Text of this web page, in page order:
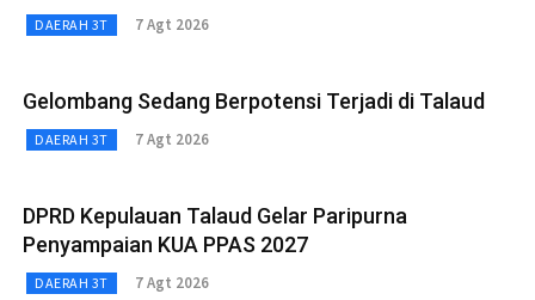
DAERAH 3T 7 Agt 2026
Gelombang Sedang Berpotensi Terjadi di Talaud
DAERAH 3T 7 Agt 2026
DPRD Kepulauan Talaud Gelar Paripurna
Penyampaian KUA PPAS 2027
DAERAH 3T 7 Agt 2026